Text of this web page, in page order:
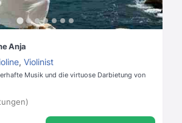
Anja
, Violinist
Musik und die virtuose Darbietung von